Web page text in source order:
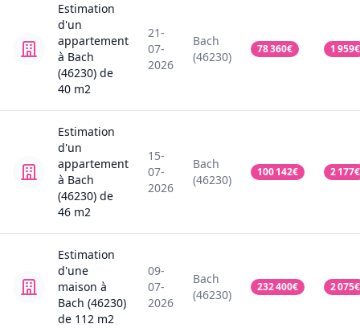
Estimation
d'un
appartement
à Bach
(46230) de
40 m2
21-
07-
2026
Bach
(46230)
78 360€ 1 959€
Estimation
d'un
appartement
à Bach
(46230) de
46 m2
15-
07-
2026
Bach
(46230)
100 142€ 2 177€
Estimation
d'une
maison à
Bach (46230)
de 112 m2
09-
07-
2026
Bach
(46230)
232 400€ 2 075€